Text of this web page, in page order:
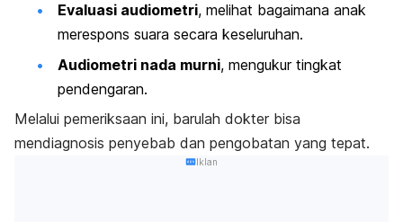
Evaluasi audiometri, melihat bagaimana anak
merespons suara secara keseluruhan.
Audiometri nada murni, mengukur tingkat
pendengaran.
Melalui pemeriksaan ini, barulah dokter bisa
mendiagnosis penyebab dan pengobatan yang tepat.
Iklan